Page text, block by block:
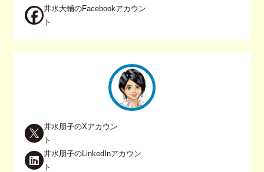
井水大輔のFacebookアカウン
ト
井水朋子のXアカウン
ト
井水朋子のLinkedInアカウン
ト